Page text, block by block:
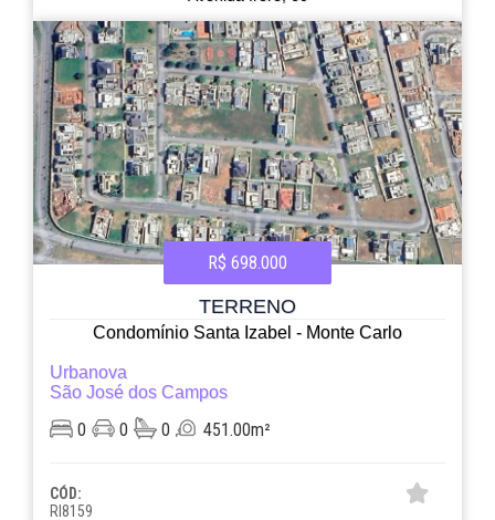
R$ 698.000
TERRENO
Condomínio Santa Izabel - Monte Carlo
Urbanova
São José dos Campos
0 0 0 451.00m²
CÓD:
RI8159